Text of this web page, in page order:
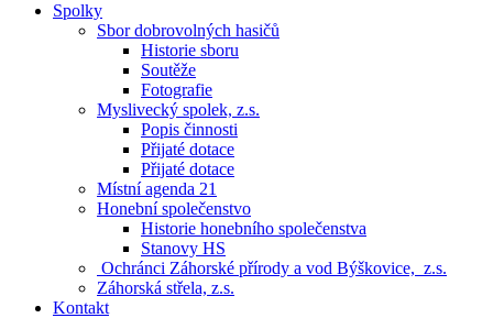
Spolky
Sbor dobrovolných hasičů
Historie sboru
Soutěže
Fotografie
Myslivecký spolek, z.s.
Popis činnosti
Přijaté dotace
Přijaté dotace
Místní agenda 21
Honební společenstvo
Historie honebního společenstva
Stanovy HS
Ochránci Záhorské přírody a vod Býškovice, z.s.
Záhorská střela, z.s.
Kontakt